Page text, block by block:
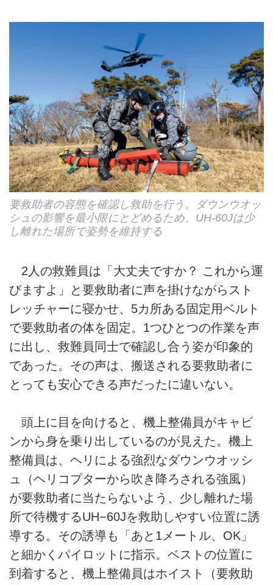
要救助者の容態を確認し救助を行う。ダウンウオッ
シュの影響を最小限にとどめるため、UH-60Jは少
し離れた場所で姿勢を維持する
2人の救難員は「大丈夫ですか？ これから運
びますよ」と要救助者に声を掛けながらスト
レッチャーに寝かせ、5カ所ある固定用ベルト
で要救助者の体を固定。1つひとつの作業を声
に出し、救難員同士で確認し合う姿が印象的
であった。その声は、搬送される要救助者に
とっても安心できる声だったに違いない。
頭上に目を向けると、機上整備員がキャビ
ンから身を乗り出しているのが見えた。機上
整備員は、ヘリによる強烈なダウンウオッシ
ュ（ヘリコプターから吹き降ろされる強風）
が要救助者に当たらないよう、少し離れた場
所で待機するUH−60Jを救助しやすい位置に誘
導する。その誘導も「あと1メートル、OK」
と細かくパイロットに指示。ベストの位置に
到着すると、機上整備員はホイスト（要救助